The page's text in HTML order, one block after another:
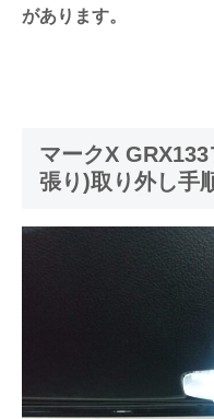
があります。
マークX
張り)取り外し手